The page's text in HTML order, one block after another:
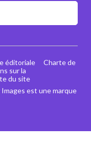
est une marque
éditoriale
Charte de
sur la
du site